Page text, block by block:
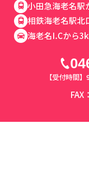
小田急海老名駅
相鉄海老名駅北
海老名I.Cから
【受付時間